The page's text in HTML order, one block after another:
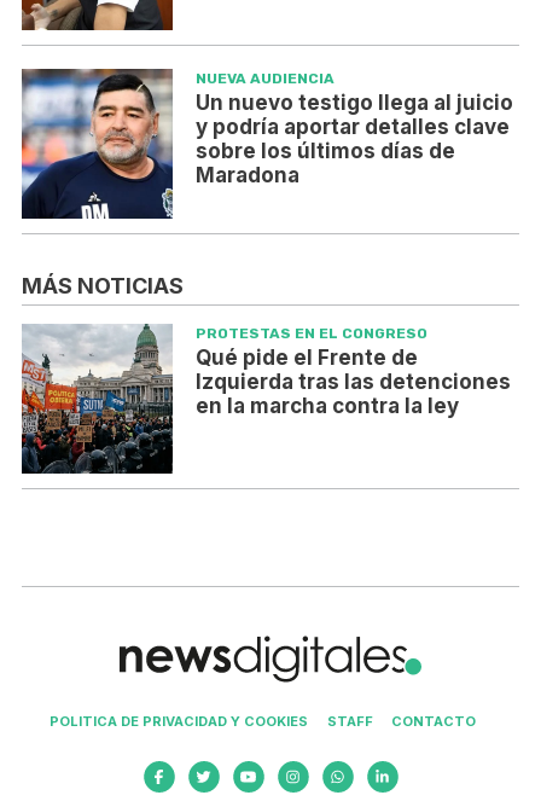
NUEVA AUDIENCIA
Un nuevo testigo llega al juicio
y podría aportar detalles clave
sobre los últimos días de
Maradona
MÁS NOTICIAS
PROTESTAS EN EL CONGRESO
Qué pide el Frente de
Izquierda tras las detenciones
en la marcha contra la ley
POLITICA DE PRIVACIDAD Y COOKIES STAFF CONTACTO